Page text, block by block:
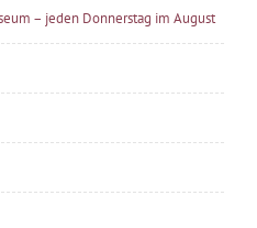
– jeden Donnerstag im August